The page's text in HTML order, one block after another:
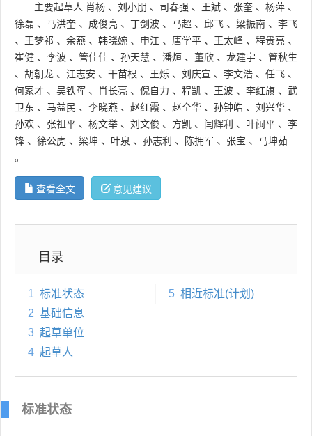
主要起草人 肖杨 、 刘小朋 、 司春强 、 王斌 、 张奎 、 杨萍 、
徐磊 、 马洪奎 、 成俊亮 、 丁剑波 、 马超 、 邱飞 、 梁振南 、 李飞
、 王梦祁 、 余燕 、 韩晓婉 、 申江 、 唐学平 、 王太峰 、 程贵亮 、
崔健 、 李波 、 管佳佳 、 孙天慧 、 潘烜 、 董欣 、 龙建宇 、 管秋生
、 胡朝龙 、 江志安 、 干苗根 、 王烁 、 刘庆宣 、 李文浩 、 任飞 、
何家才 、 吴铁晖 、 肖长亮 、 倪自力 、 程凯 、 王波 、 李红旗 、 武
卫东 、 马益民 、 李晓燕 、 赵红霞 、 赵全华 、 孙钟皓 、 刘兴华 、
孙欢 、 张祖平 、 杨文举 、 刘文俊 、 方凯 、 闫辉利 、 叶闽平 、 李
锋 、 徐公虎 、 梁坤 、 叶泉 、 孙志利 、 陈拥军 、 张宝 、 马坤茹
。
查看全文 意见建议
目录
1 标准状态
2 基础信息
3 起草单位
4 起草人
5 相近标准(计划)
标准状态